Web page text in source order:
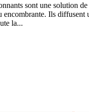
sont une solution
encombrante. Ils diffusent
la...